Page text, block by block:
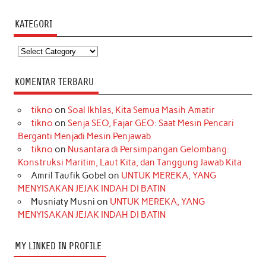
KATEGORI
Kategori
KOMENTAR TERBARU
tikno on Soal Ikhlas, Kita Semua Masih Amatir
tikno on Senja SEO, Fajar GEO: Saat Mesin Pencari
Berganti Menjadi Mesin Penjawab
tikno on Nusantara di Persimpangan Gelombang:
Konstruksi Maritim, Laut Kita, dan Tanggung Jawab Kita
Amril Taufik Gobel on UNTUK MEREKA, YANG
MENYISAKAN JEJAK INDAH DI BATIN
Musniaty Musni on UNTUK MEREKA, YANG
MENYISAKAN JEJAK INDAH DI BATIN
MY LINKED IN PROFILE